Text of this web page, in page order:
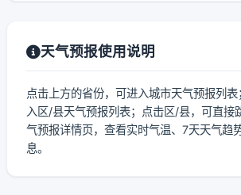
天气预报使用说明
点击上方的省份，可进入城市天气预报列
入区/县天气预报列表；点击区/县，可直接
气预报详情页，查看实时气温、7天天气趋
息。